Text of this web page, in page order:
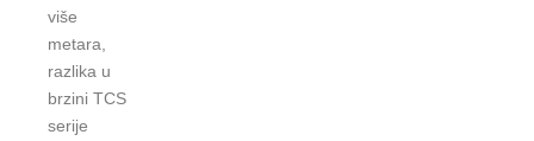
više
metara,
razlika u
brzini TCS
serije